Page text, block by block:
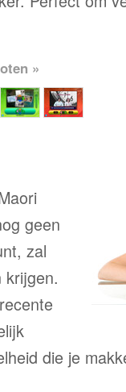
»
geen
zal
krijgen.
die je